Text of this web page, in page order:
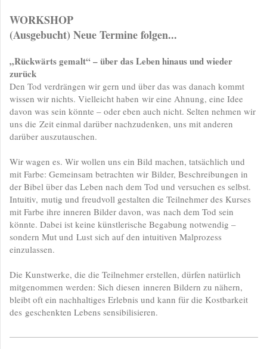
WORKSHOP
(Ausgebucht) Neue Termine folgen...
„Rückwärts gemalt“ – über das Leben hinaus und wieder
zurück
Den Tod verdrängen wir gern und über das was danach kommt
wissen wir nichts. Vielleicht haben wir eine Ahnung, eine Idee
davon was sein könnte – oder eben auch nicht. Selten nehmen wir
uns die Zeit einmal darüber nachzudenken, uns mit anderen
darüber auszutauschen.
Wir wagen es. Wir wollen uns ein Bild machen, tatsächlich und
mit Farbe: Gemeinsam betrachten wir Bilder, Beschreibungen in
der Bibel über das Leben nach dem Tod und versuchen es selbst.
Intuitiv, mutig und freudvoll gestalten die Teilnehmer des Kurses
mit Farbe ihre inneren Bilder davon, was nach dem Tod sein
könnte. Dabei ist keine künstlerische Begabung notwendig –
sondern Mut und Lust sich auf den intuitiven Malprozess
einzulassen.
Die Kunstwerke, die die Teilnehmer erstellen, dürfen natürlich
mitgenommen werden: Sich diesen inneren Bildern zu nähern,
bleibt oft ein nachhaltiges Erlebnis und kann für die Kostbarkeit
des geschenkten Lebens sensibilisieren.